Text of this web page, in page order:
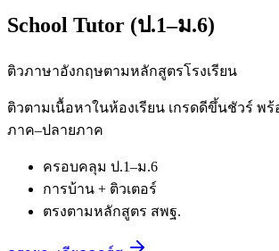
School Tutor (ป.1–ม.6)
ติวภาษาอังกฤษตามหลักสูตรโรงเรียน
ติวตามเนื้อหาในห้องเรียน เกรดดีขึ้นชัวร์ พ
ภาค–ปลายภาค
ครอบคลุม ป.1–ม.6
การบ้าน + ติวเตอร์
ตรงตามหลักสูตร สพฐ.